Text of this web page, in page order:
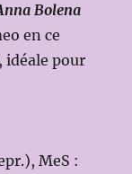
Bolena
en ce
idéale pour
MeS :